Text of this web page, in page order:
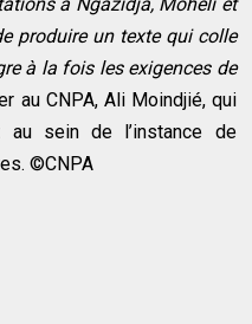
produire un texte qui colle
à la fois les exigences de
au CNPA, Ali Moindjié, qui
sein de l’instance de
©CNPA